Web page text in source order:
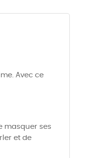
Avec ce
masquer ses
et de